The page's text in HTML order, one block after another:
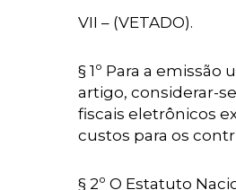
VII – (VETADO).
§ 1º Para a
artigo, considerar-
fiscais eletrônicos
custos para os
§ 2º O Estatuto